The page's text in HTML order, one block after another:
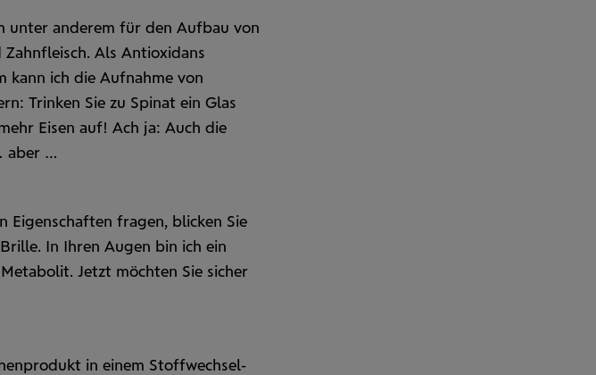
unter anderem für den Auf­bau von
Als Antioxidans
kann ich die Auf­nahme von
Trinken Sie zu Spinat ein Glas
Eisen auf! Ach ja: Auch die
aber …
Eigen­schaften fragen, blicken Sie
In Ihren Augen bin ich ein
Jetzt möchten Sie sicher
in einem Stoff­wechsel­